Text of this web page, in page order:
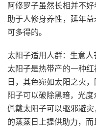
阿修罗子虽然长相并不
助于人修身养性，延年
可多得的。
太阳子适用人群：生意
太阳子是热带产的一种
日，其色宛如太阳之火
阳子可以破除黑暗，光度
佩戴太阳子可以驱邪避
的蒸蒸日上提供助力，而